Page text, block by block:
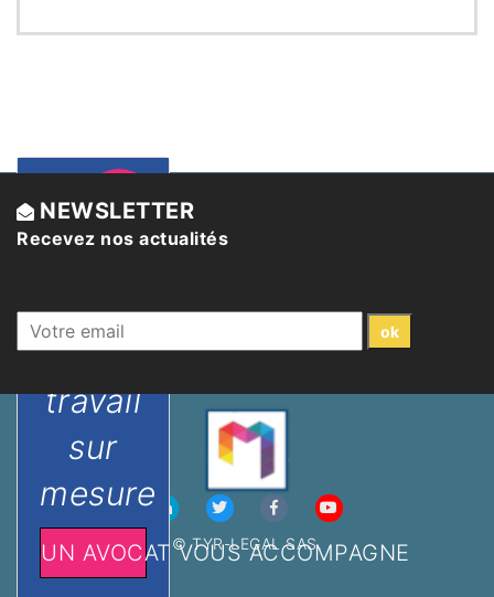
juridique
Un
temps
de
travail
sur
mesure
UN AVOCAT VOUS ACCOMPAGNE
NEWSLETTER
Recevez nos actualités
© TYR-LEGAL SAS.